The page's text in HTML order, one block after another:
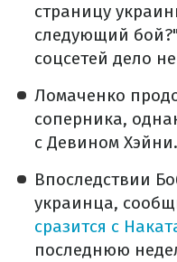
страницу
следующий
соцсетей дело
Ломаченко
соперника,
с Девином Хэйни.
Впоследствии
украинца,
сразится с
последнюю